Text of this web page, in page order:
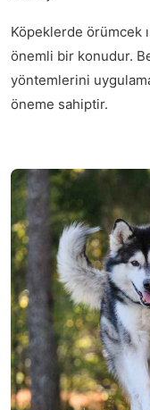
Köpeklerde örümcek
önemli bir konudur.
yöntemlerini
öneme sahiptir.